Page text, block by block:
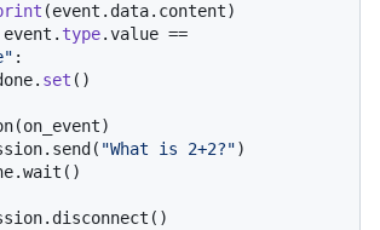
(event.data.content)
event. type
:
done.
set ()
"What is 2+2?")